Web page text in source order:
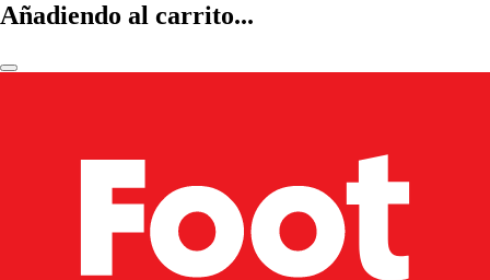
Añadiendo al carrito...